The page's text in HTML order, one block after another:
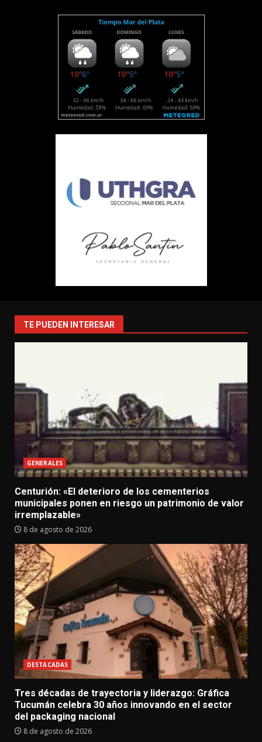
TE PUEDEN INTERESAR
GENERALES
Centurión: «El deterioro de los cementerios
municipales ponen en riesgo un patrimonio de valor
irremplazable»
8 de agosto de 2026
DESTACADAS
Tres décadas de trayectoria y liderazgo: Gráfica
Tucumán celebra 30 años innovando en el sector
del packaging nacional
8 de agosto de 2026